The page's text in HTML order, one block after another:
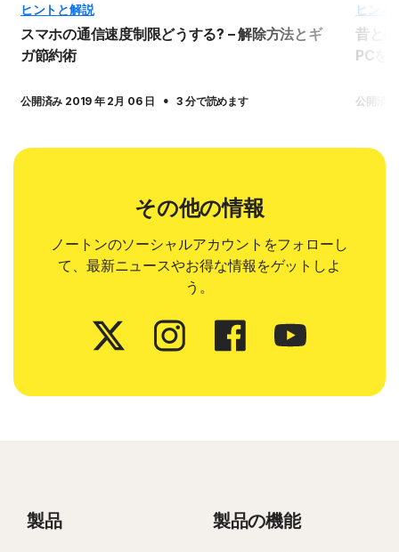
ヒントと解説
スマホの通信速度制限どうする? – 解除方法とギ
ガ節約術
公開済み 2019 年 2月 06 日 · 3 分で読めます
ヒント
昔と
PCを
公開済
その他の情報
ノートンのソーシャルアカウントをフォローし
て、最新ニュースやお得な情報をゲットしよ
う。
製品 製品の機能